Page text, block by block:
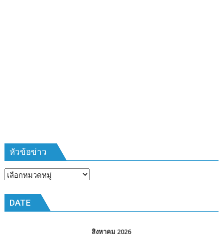
หัวข้อข่าว
หัวข้อ
DATE
สิงหาคม 2026